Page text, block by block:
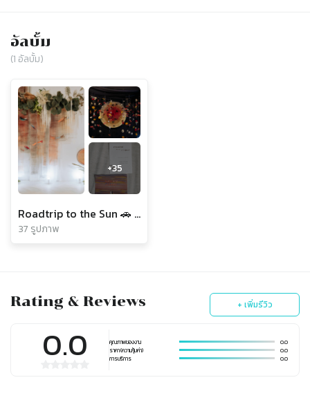
อัลบั้ม
(1 อัลบั้ม)
+35
Roadtrip to the Sun 🚗 🌈🏔
37 รูปภาพ
Rating & Reviews + เพิ่มรีวิว
0.0 คุณภาพของงาน
0.0
ราคา (ความคุ้มค่า)
0.0
การบริการ
0.0